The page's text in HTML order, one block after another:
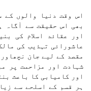
اس وقت دنیا والوں کے
بھی اس حقیقت سے آگاہ
اور عقائد اسلام کی
عاشورائی تہذیب کی
مقصد کے لیے جان
شہادت اور مزاحمت پر
اور کامیابی کا باعث
ہر قسم کے اسلحے سے